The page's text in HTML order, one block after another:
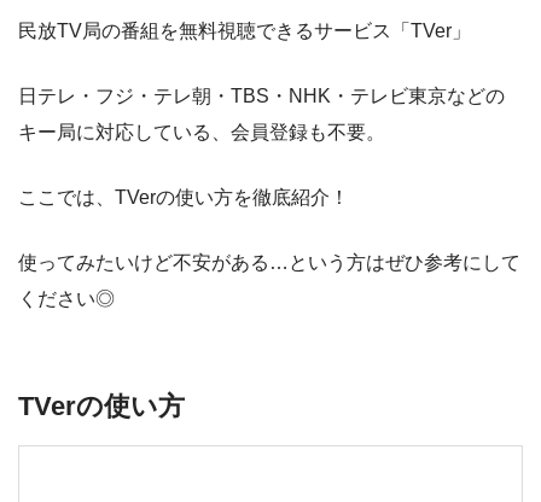
民放TV局の番組を無料視聴できるサービス「TVer」
日テレ・フジ・テレ朝・TBS・NHK・テレビ東京などの
キー局に対応している、会員登録も不要。
ここでは、TVerの使い方を徹底紹介！
使ってみたいけど不安がある…という方はぜひ参考にして
ください◎
TVerの使い方